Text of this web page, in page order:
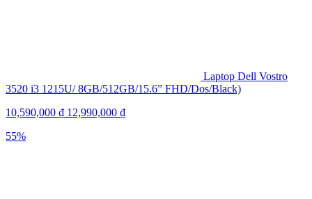
Laptop Dell Vostro
3520 i3 1215U/ 8GB/512GB/15.6” FHD/Dos/Black)
10,590,000 ₫ 12,990,000 ₫
55%